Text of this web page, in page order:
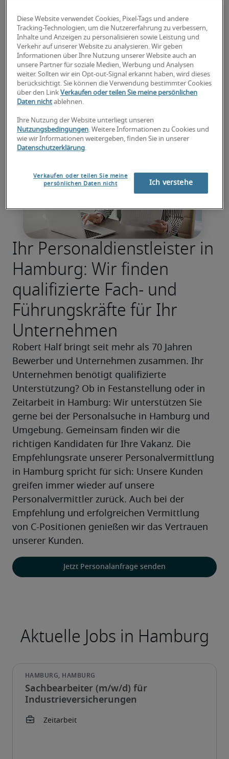
Ihr Personaldienstleister in
Hamburg: Wir finden
qualifizierte Fach- und
Führungskräfte für Ihr
Unternehmen
Robert Half bringt seit mehr als 70 Jahren
Bewerber und Unternehmen zusammen. Ihr
Unternehmen benötigt qualifizierte
Unterstützung? Ob in Festanstellung oder in
Zeitarbeit in Hamburg: Wir unterstützen Sie
gerne bei der Personalsuche in Hamburg und
Umgebung. Gemeinsam finden wir die
richtigen Kandidaten für Ihre Vakanz. Die
Empfehlungsrate unserer Personalvermittlung
in Hamburg spricht für sich: Unsere Kunden
greifen immer wieder auf unsere
Personalvermittler zurück. Auch bei der
Empfehlung und erfolgreichen Vermittlung
von C-Positionen genießen wir das Vertrauen
unserer Kunden.
Jetzt Personalanfrage senden
Aktuelle Jobs in Hamburg
Sachbearbeiter (m/w/d) für
Industrieversicherungen
Diese Website verwendet Cookies, Pixel-Tags und andere
Tracking-Technologien, um die Nutzererfahrung zu verbessern,
Inhalte und Anzeigen zu personalisieren sowie Leistung und
Verkehr auf unserer Website zu analysieren. Wir geben
Informationen über Ihre Nutzung unserer Website auch an
unsere Partner für soziale Medien, Werbung und Analysen
weiter. Sollten wir ein Opt-out-Signal erkannt haben, wird dieses
berücksichtigt. Sie können die Verwendung bestimmter Cookies
über den LinkVerkaufen oder teilen Sie meine persönlichen
Daten nicht ablehnen.
Ihre Nutzung der Website unterliegt unseren
Nutzungsbedingungen. Weitere Informationen zu Cookies und
wie wir Informationen weitergeben, finden Sie in unserer
Datenschutzerklärung.
Verkaufen oder teilen Sie meine
persönlichen Daten nicht
Ich verstehe